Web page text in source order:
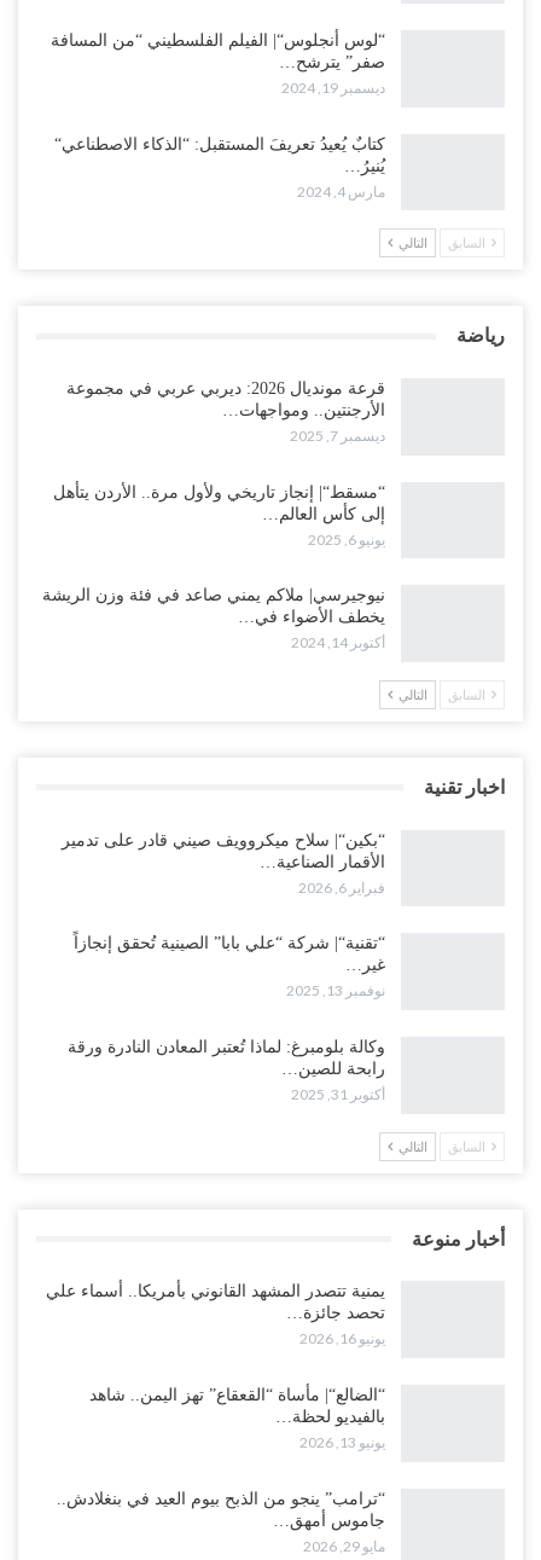
“لوس أنجلوس“| الفيلم الفلسطيني “من المسافة
صفر” يترشح…
ديسمبر 19, 2024
كتابٌ يُعيدُ تعريفَ المستقبل: “الذكاء الاصطناعي“
يُنيرُ…
مارس 4, 2024
السابق التالي
رياضة
قرعة مونديال 2026: ديربي عربي في مجموعة
الأرجنتين.. ومواجهات…
ديسمبر 7, 2025
“مسقط“| إنجاز تاريخي ولأول مرة.. الأردن يتأهل
إلى كأس العالم…
يونيو 6, 2025
نيوجيرسي| ملاكم يمني صاعد في فئة وزن الريشة
يخطف الأضواء في…
أكتوبر 14, 2024
السابق التالي
اخبار تقنية
“بكين“| سلاح ميكروويف صيني قادر على تدمير
الأقمار الصناعية…
فبراير 6, 2026
“تقنية“| شركة “علي بابا” الصينية تُحقق إنجازاً
غير…
نوفمبر 13, 2025
وكالة بلومبرغ: لماذا تُعتبر المعادن النادرة ورقة
رابحة للصين…
أكتوبر 31, 2025
السابق التالي
أخبار منوعة
يمنية تتصدر المشهد القانوني بأمريكا.. أسماء علي
تحصد جائزة…
يونيو 16, 2026
“الضالع“| مأساة “القعقاع” تهز اليمن.. شاهد
بالفيديو لحظة…
يونيو 13, 2026
“ترامب” ينجو من الذبح بيوم العيد في بنغلادش..
جاموس أمهق…
مايو 29, 2026